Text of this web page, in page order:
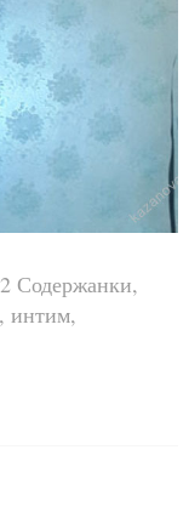
Содержанки,
интим,